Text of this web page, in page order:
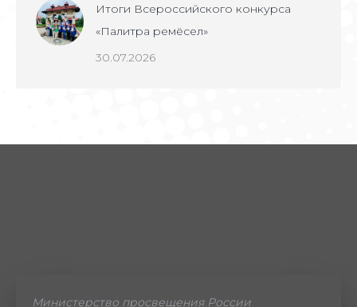
Итоги Всероссийского конкурса
«Палитра ремёсел»
30.07.2026
Министерство просвещения России